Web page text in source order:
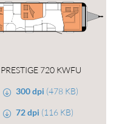
PRESTIGE 720 KWFU
300 dpi (478 KB)
72 dpi (116 KB)